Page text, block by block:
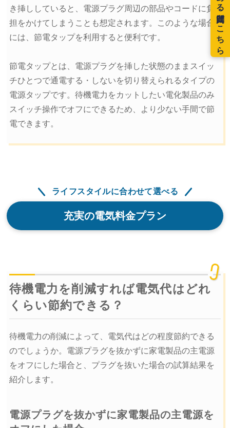
き挿ししていると、電源プラグ周辺の部品やコードに負
担をかけてしまうことも想定されます。このような場合
には、節電タップを利用すると便利です。
節電タップとは、電源プラグを挿した状態のままスイッ
チひとつで通電する・しないを切り替えられるタイプの
電源タップです。待機電力をカットしたい電化製品のみ
スイッチ操作でオフにできるため、より少ない手間で節
電できます。
ライフスタイルに合わせて選べる
充実の電気料金プラン
待機電力を削減すれば電気代はどれ
くらい節約できる？
待機電力の削減によって、電気代はどの程度節約できる
のでしょうか。電源プラグを抜かずに家電製品の主電源
をオフにした場合と、プラグを抜いた場合の試算結果を
紹介します。
電源プラグを抜かずに家電製品の主電源を